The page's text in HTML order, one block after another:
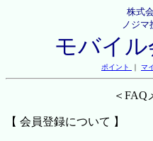
株式
ノジマ
モバイル
ポイント ｜ マ
＜FAQ
【 会員登録について 】